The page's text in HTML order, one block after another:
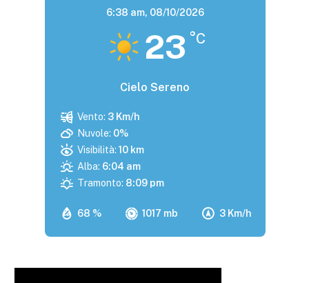
6:38 am, 08/10/2026
23 °C
Cielo Sereno
68 % 1017 mb 3 Km/h
Vento: 3 Km/h
Nuvole: 0%
Visibilità: 10 km
Alba: 6:04 am
Tramonto: 8:09 pm